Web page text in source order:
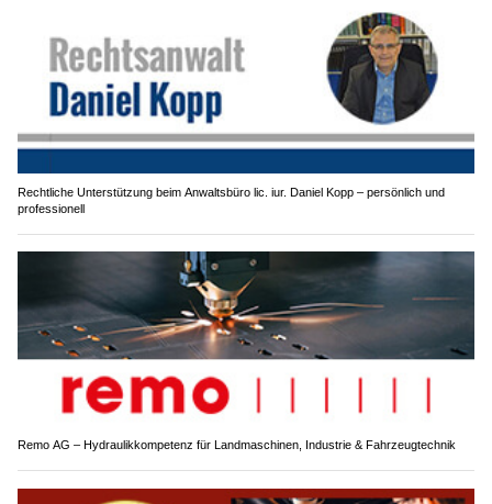
Rechtliche Unterstützung beim Anwaltsbüro lic. iur. Daniel Kopp – persönlich und
professionell
Remo AG – Hydraulikkompetenz für Landmaschinen, Industrie & Fahrzeugtechnik